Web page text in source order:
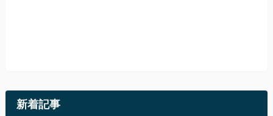
新着記事